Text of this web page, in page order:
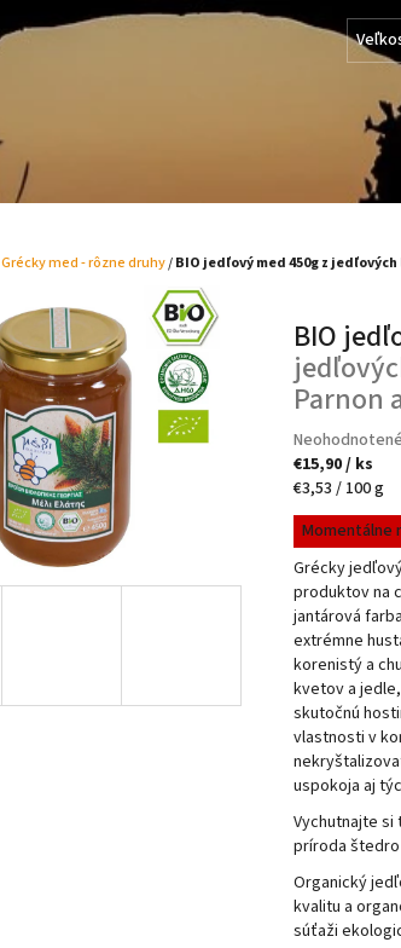
Grécky med - rôzne druhy/BIO jedľový med 450gz jedľových
Rodinná výroba z Argolidy (Grécko)
Rodinná výroba v oblasti Mykény
BIO
Parnon
Priemerné
hodnotenie
produktu
je
0,0
z
5
hviezdičiek.
Neohodnotené
€15,90/ ks
Jednotková
cena:
€3,53 / 100 g
Momentálne
Grécky
produktov na
jantárová
extrémne
korenistý a
kvetov a
skutočnú
vlastnosti v
uspokoja aj
Vychutnajte
príroda štedro
Organický
kvalitu a
súťaži